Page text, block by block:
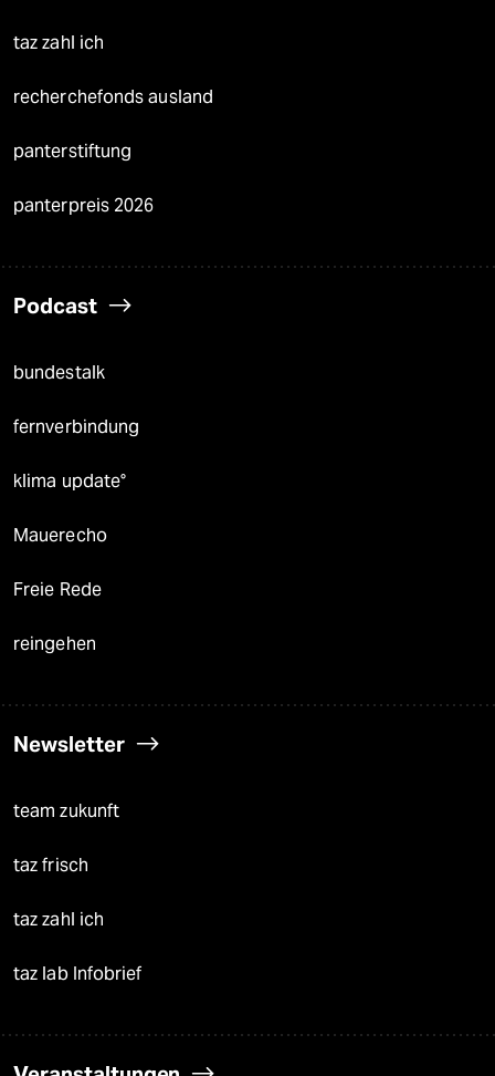
taz zahl ich
recherchefonds ausland
panterstiftung
panterpreis 2026
Podcast
bundestalk
fernverbindung
klima update°
Mauerecho
Freie Rede
reingehen
Newsletter
team zukunft
taz frisch
taz zahl ich
taz lab Infobrief